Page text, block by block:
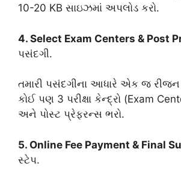
10-20 KB સાઇઝમાં અપલોડ કરો.
4. Select Exam Centers & Post
પસંદગી.
તમારી પસંદગીના આધારે એક જ રીજન
કોઈ પણ 3 પરીક્ષા કેન્દ્રો (Exam
અને પોસ્ટ પ્રેફરન્સ ભરો.
5. Online Fee Payment & Final
સ્ટેપ.